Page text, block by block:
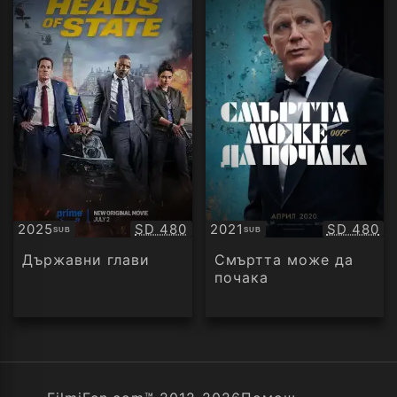
2025SUB
Субтитри Качество:
SD 480
Държавни глави
2021 SUB
Субтитри SD 480
Смъртта може да
почака